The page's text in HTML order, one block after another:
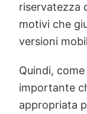
riservatezza
motivi che
versioni
Quindi,
importante
appropriata